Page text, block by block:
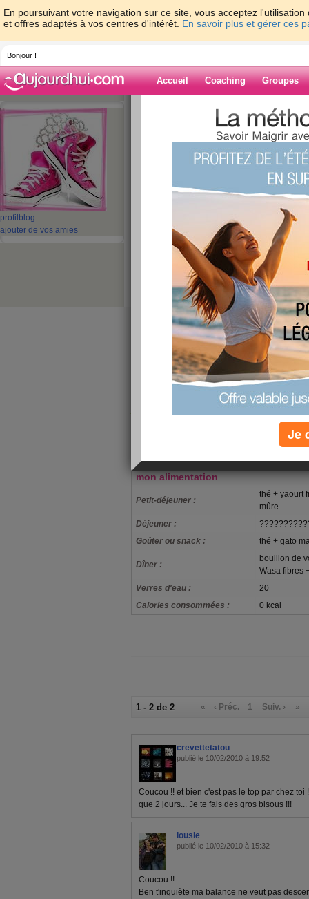
En poursuivant votre navigation sur ce site, vous acceptez
et offres adaptés à vos centres d'intérêt. En savoir plus et gérer ces
Bonjour !
Accueil Coaching Groupes
profil blog
ajouter de vos amies
> GOURMANDE44
Blog de
MERCREDI 10
Allez ! on est au milieu de la semaine....
mal dormi, la gorge pas mieux mais pas pire,
d'un poil, il fait un froid polaire mais
encore un peu patraque mais y'a pas de
bosse ! douleurs qui reviennent dans les
d'aller chez le kiné et super douleur aussi
mollet lundi en efnilant mes bottes et depuis
remonte....alors à fond sur les crèmes
c'est pas la fête non plus !
le moral est bon, c'est l'essentiel..... petite
soir........vivement que je retrouve mon lit !!
mon alimentation
Petit-déjeuner :
thé + yaourt
mûre
Déjeuner :
Goûter ou snack :
thé + gato
Dîner :
bouillon de
Wasa fibres
Verres d'eau :
20
Calories consommées :
0 kcal
1 - 2 de 2 « ‹ Préc. 1 Suiv. › »
crevettetatou
publié le 10/02/2010 à 19:52
Coucou !! et bien c'est pas le top par chez toi
que 2 jours... Je te fais des gros bisous !!!
lousie
publié le 10/02/2010 à 15:32
Coucou !!
Ben t'inquiète ma balance ne veut pas
Je